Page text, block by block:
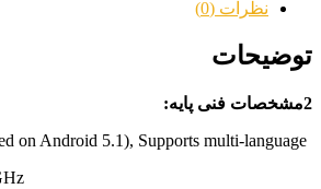
نظرات (0)
توضیحات
2مشخصات فنی پایه:
on Android 5.1), Supports multi-language